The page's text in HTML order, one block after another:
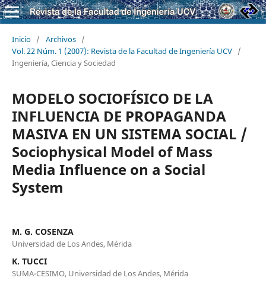
Inicio / Archivos /
Vol. 22 Núm. 1 (2007): Revista de la Facultad de Ingeniería UCV /
Ingeniería, Ciencia y Sociedad
MODELO SOCIOFÍSICO DE LA
INFLUENCIA DE PROPAGANDA
MASIVA EN UN SISTEMA SOCIAL /
Sociophysical Model of Mass
Media Influence on a Social
System
M. G. COSENZA
Universidad de Los Andes, Mérida
K. TUCCI
SUMA-CESIMO, Universidad de Los Andes, Mérida